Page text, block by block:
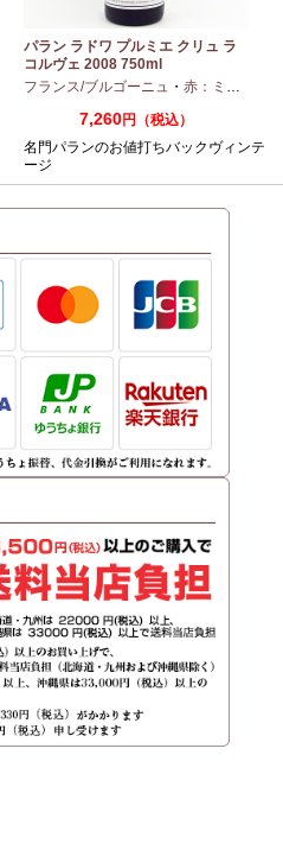
シャルドネ
パラン ラドワ プルミエ クリュ ラ
コルヴェ 2008 750ml
フランス/ブルゴーニュ ・ 赤：ミディアムボディ
7,260円（税込）
名門パランのお値打ちバックヴィンテ
ージ